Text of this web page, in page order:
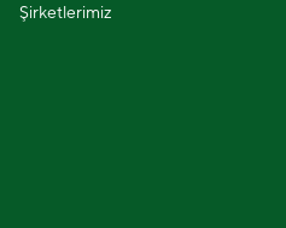
Şirketlerimiz